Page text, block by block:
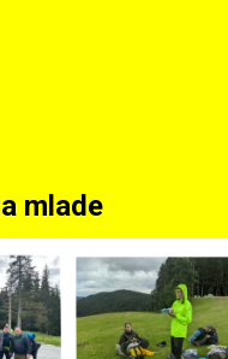
mlade